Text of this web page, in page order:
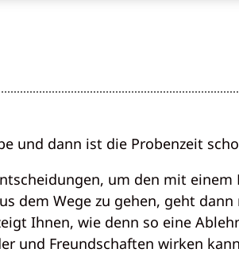
und dann ist die Probenzeit
um den mit
dem Wege zu gehen, geht
Ihnen, wie denn so eine
und Freundschaften wirken